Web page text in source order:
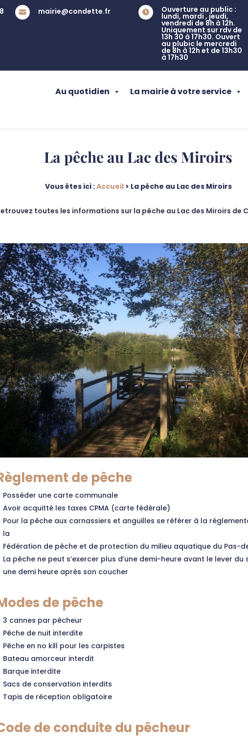
 Ouverture au public :
lundi, mardi , jeudi,
vendredi de 8h à 12h.
Uniquement sur rdv de
13h 30 à 17h30. Ouvert
au plubic le mercredi
de 8h à 12h et de 13h30
à 17h30
 mairie@condette.fr
Au quotidien La mairie à votre service
La pêche au Lac des Miroirs
Vous êtes ici :Accueil> La pêche au Lac des Miroirs
toutes les informations sur la pêche au Lac des Miroirs de
de pêche
Posséder une carte communale
Avoir acquitté les taxes CPMA (carte fédérale)
Pour la pêche aux carnassiers et anguilles se référer à la
la
Fédération de pêche et de protection du milieu aquatique du Pas-
La pêche ne peut s’exercer plus d’une demi-heure avant le lever du
une demi heure après son coucher
de pêche
3 cannes par pêcheur
Pêche de nuit interdite
Pêche en no kill pour les carpistes
Bateau amorceur interdit
Barque interdite
Sacs de conservation interdits
Tapis de réception obligatoire
de conduite du pêcheur